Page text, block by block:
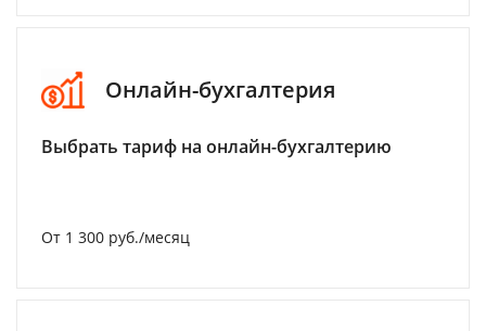
Онлайн-бухгалтерия
Выбрать тариф на онлайн-бухгалтерию
От 1 300 руб./месяц